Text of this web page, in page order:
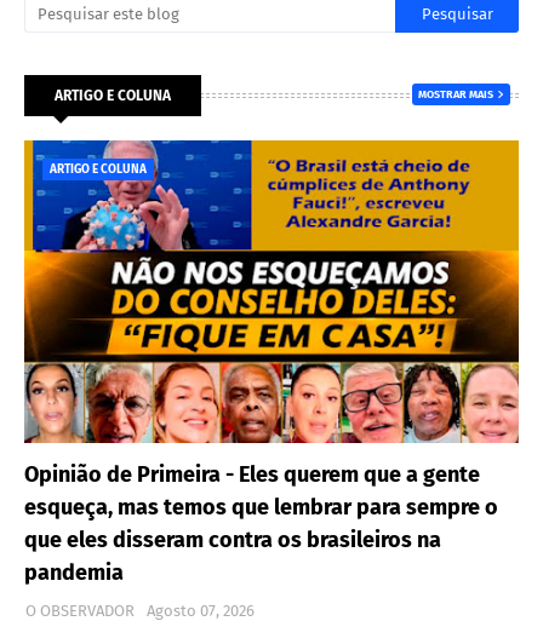
ARTIGO E COLUNA MOSTRAR MAIS
ARTIGO E COLUNA
Opinião de Primeira - Eles querem que a gente
esqueça, mas temos que lembrar para sempre o
que eles disseram contra os brasileiros na
pandemia
O OBSERVADOR
Agosto 07, 2026